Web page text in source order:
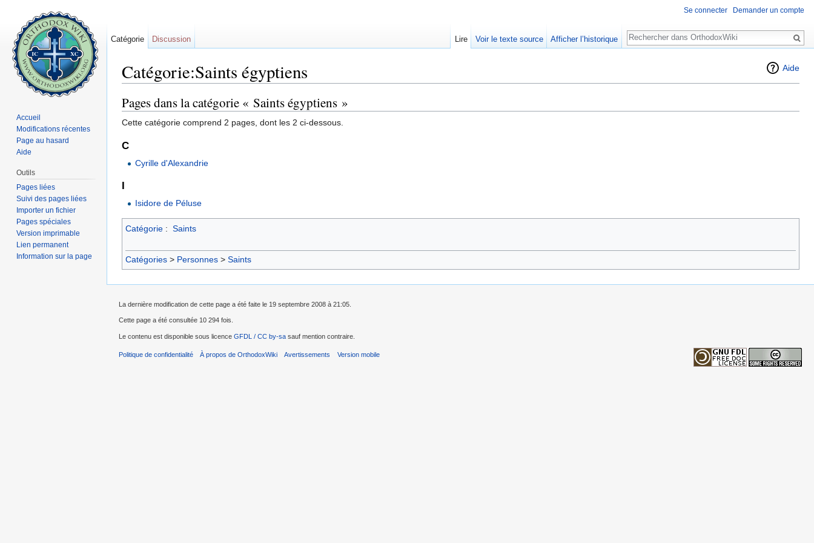
Aide
Catégorie:Saints égyptiens
Pages dans la catégorie « Saints égyptiens »
Cette catégorie comprend 2 pages, dont les 2 ci-dessous.
C
Cyrille d'Alexandrie
I
Isidore de Péluse
Catégorie : Saints
Catégories > Personnes > Saints
Se connecter Demander un compte
Catégorie Discussion Lire Voir le texte source Afficher l’historique
Rechercher
Accueil
Modifications récentes
Page au hasard
Aide
Outils
Pages liées
Suivi des pages liées
Importer un fichier
Pages spéciales
Version imprimable
Lien permanent
Information sur la page
La dernière modification de cette page a été faite le 19 septembre 2008 à 21:05.
Cette page a été consultée 10 294 fois.
Le contenu est disponible sous licence GFDL / CC by-sa sauf mention contraire.
Politique de confidentialité À propos de OrthodoxWiki Avertissements Version mobile